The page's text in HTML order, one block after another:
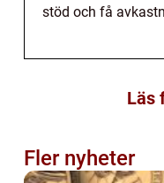
stöd och få
Läs
Fler nyheter